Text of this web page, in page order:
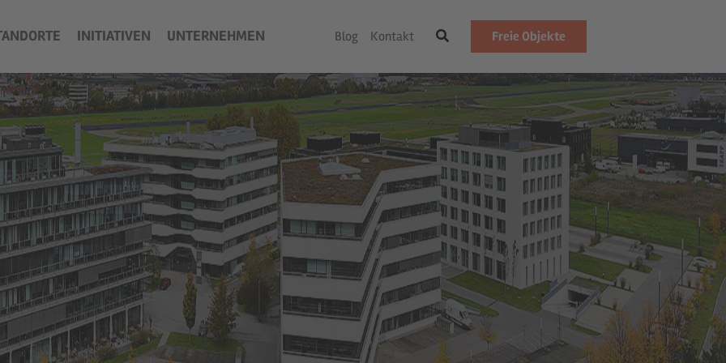
INITIATIVEN UNTERNEHMEN Blog Kontakt Freie Objekte